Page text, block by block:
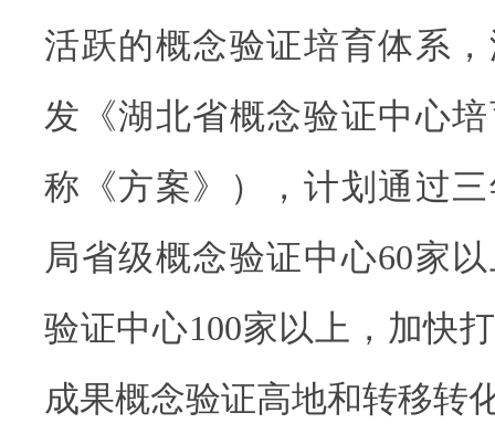
活跃的概念验证培育体系
发《湖北省概念验证中心
称《方案》），计划通过
局省级概念验证中心60家
验证中心100家以上，加快
成果概念验证高地和转移转